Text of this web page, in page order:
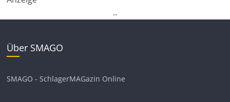
..
Über SMAGO
SMAGO - SchlagerMAGazin Online